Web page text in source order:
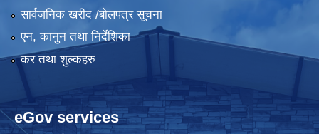
सार्वजनिक खरीद /बोलपत्र सूचना
एन, कानुन तथा निर्देशिका
कर तथा शुल्कहरु
eGov services